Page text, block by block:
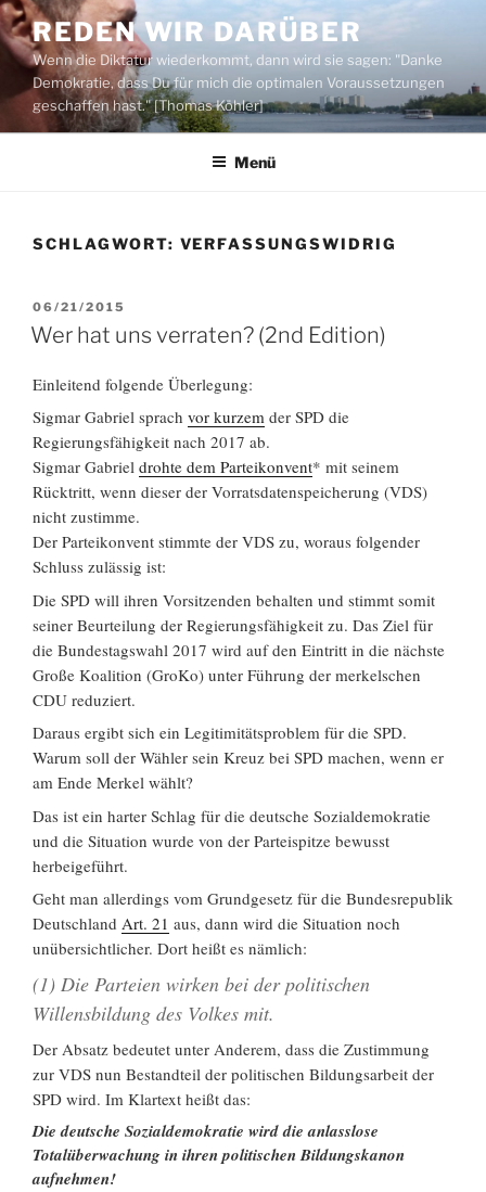
Zum
Inhalt
springen
REDEN WIR DARÜBER
Wenn die Diktatur wiederkommt, dann wird sie sagen: "Danke
Demokratie, dass Du für mich die optimalen Voraussetzungen
geschaffen hast." [Thomas Köhler]
Menü
SCHLAGWORT: VERFASSUNGSWIDRIG
VERÖFFENTLICHT
AM
06/21/2015
Wer hat uns verraten? (2nd Edition)
Einleitend folgende Überlegung:
Sigmar Gabriel sprach vor kurzem der SPD die
Regierungsfähigkeit nach 2017 ab.
Sigmar Gabriel drohte dem Parteikonvent* mit seinem
Rücktritt, wenn dieser der Vorratsdatenspeicherung (VDS)
nicht zustimme.
Der Parteikonvent stimmte der VDS zu, woraus folgender
Schluss zulässig ist:
Die SPD will ihren Vorsitzenden behalten und stimmt somit
seiner Beurteilung der Regierungsfähigkeit zu. Das Ziel für
die Bundestagswahl 2017 wird auf den Eintritt in die nächste
Große Koalition (GroKo) unter Führung der merkelschen
CDU reduziert.
Daraus ergibt sich ein Legitimitätsproblem für die SPD.
Warum soll der Wähler sein Kreuz bei SPD machen, wenn er
am Ende Merkel wählt?
Das ist ein harter Schlag für die deutsche Sozialdemokratie
und die Situation wurde von der Parteispitze bewusst
herbeigeführt.
Geht man allerdings vom Grundgesetz für die Bundesrepublik
Deutschland Art. 21 aus, dann wird die Situation noch
unübersichtlicher. Dort heißt es nämlich:
(1) Die Parteien wirken bei der politischen
Willensbildung des Volkes mit.
Der Absatz bedeutet unter Anderem, dass die Zustimmung
zur VDS nun Bestandteil der politischen Bildungsarbeit der
SPD wird. Im Klartext heißt das:
Die deutsche Sozialdemokratie wird die anlasslose
Totalüberwachung in ihren politischen Bildungskanon
aufnehmen!